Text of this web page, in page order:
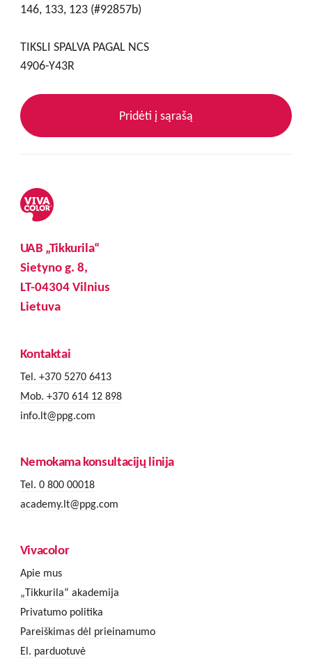
146, 133, 123 (#92857b)
TIKSLI SPALVA PAGAL NCS
4906-Y43R
Pridėti į sąrašą
UAB „Tikkurila“
Sietyno g. 8,
LT-04304 Vilnius
Lietuva
Kontaktai
Tel. +370 5270 6413
Mob. +370 614 12 898
info.lt@ppg.com
Nemokama konsultacijų linija
Tel. 0 800 00018
academy.lt@ppg.com
Vivacolor
Apie mus
„Tikkurila“ akademija
Privatumo politika
Pareiškimas dėl prieinamumo
El. parduotuvė